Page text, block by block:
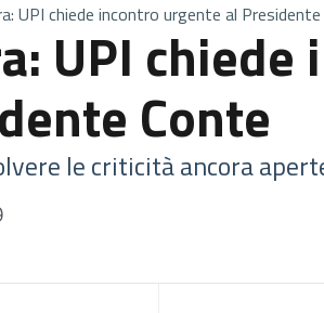
UPI chiede incontro urgente al
UPI
Conte
le criticità ancora